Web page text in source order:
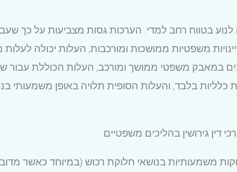
לנוע בטווח רחב למדי. הערכות גסות מצביעות על כך
משפטיות ממושכות ומורכבות, העלות יכולה
במאבק משפטי ממושך ומורכב, העלות הכוללת עבור
כלליות בלבד, והעלות הסופית תלויה באופן משמעותי
גירושין בהליכים משפטיים:
משמעותיות בנושאי חלוקת רכוש (במיוחד כאשר